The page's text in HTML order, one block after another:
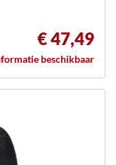
€ 47,49
beschikbaar